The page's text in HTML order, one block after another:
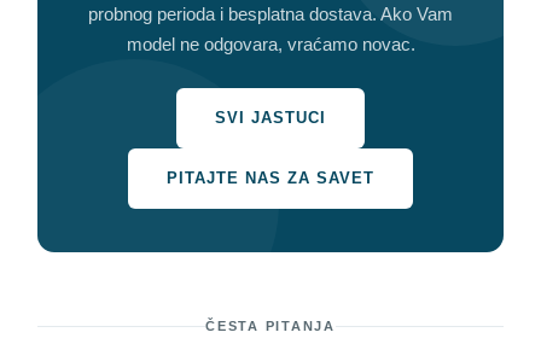
probnog perioda i besplatna dostava. Ako Vam
model ne odgovara, vraćamo novac.
SVI JASTUCI
PITAJTE NAS ZA SAVET
ČESTA PITANJA